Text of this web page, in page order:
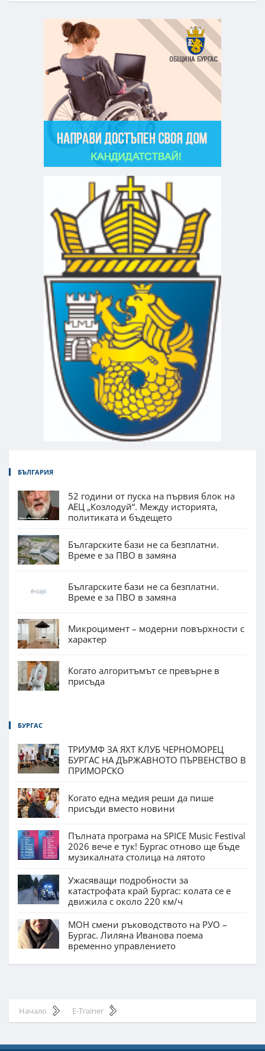
БЪЛГАРИЯ
52 години от пуска на първия блок на
АЕЦ „Козлодуй“. Между историята,
политиката и бъдещето
Българските бази не са безплатни.
Време е за ПВО в замяна
Българските бази не са безплатни.
Време е за ПВО в замяна
Микроцимент – модерни повърхности с
характер
Когато алгоритъмът се превърне в
присъда
БУРГАС
ТРИУМФ ЗА ЯХТ КЛУБ ЧЕРНОМОРЕЦ
БУРГАС НА ДЪРЖАВНОТО ПЪРВЕНСТВО В
ПРИМОРСКО
Когато една медия реши да пише
присъди вместо новини
Пълната програма на SPICE Music Festival
2026 вече е тук! Бургас отново ще бъде
музикалната столица на лятото
Ужасяващи подробности за
катастрофата край Бургас: колата се е
движила с около 220 км/ч
МОН смени ръководството на РУО –
Бургас. Лиляна Иванова поема
временно управлението
Начало E-Trainer